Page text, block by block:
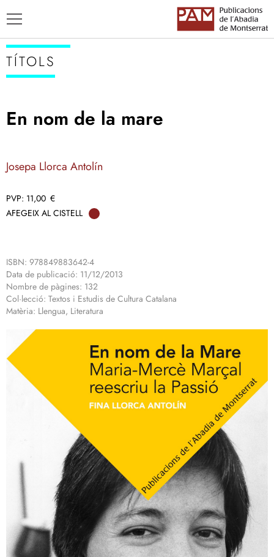
ENSENYAMENT CATALÀ
TÍTOLS
En nom de la mare
Josepa Llorca Antolín
11,00 €
AFEGEIX AL CISTELL
ISBN: 978849883642-4
Data de publicació: 11/12/2013
Nombre de pàgines: 132
Col·lecció: Textos i Estudis de Cultura Catalana
Matèria: Llengua, Literatura